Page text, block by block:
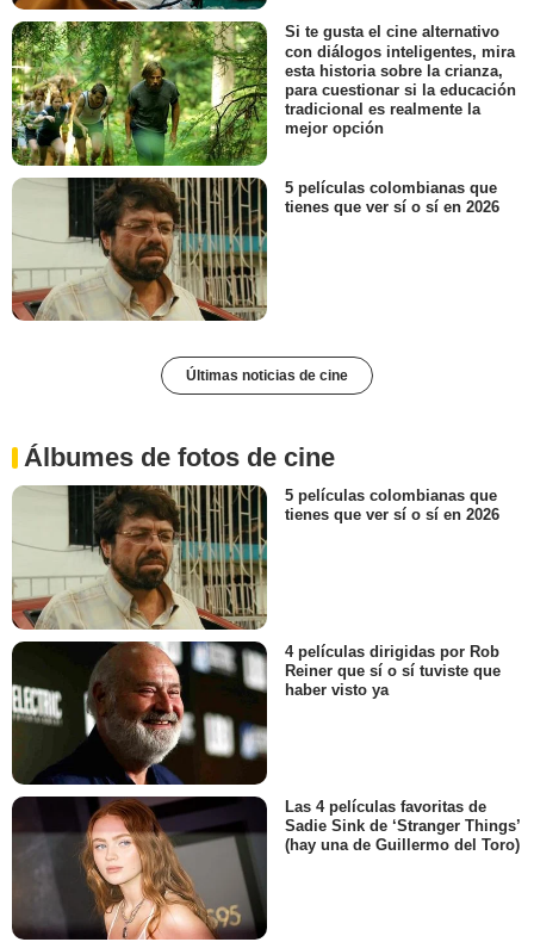
Si te gusta el cine alternativo
con diálogos inteligentes, mira
esta historia sobre la crianza,
para cuestionar si la educación
tradicional es realmente la
mejor opción
5 películas colombianas que
tienes que ver sí o sí en 2026
Últimas noticias de cine
Álbumes de fotos de cine
5 películas colombianas que
tienes que ver sí o sí en 2026
4 películas dirigidas por Rob
Reiner que sí o sí tuviste que
haber visto ya
Las 4 películas favoritas de
Sadie Sink de ‘Stranger Things’
(hay una de Guillermo del Toro)